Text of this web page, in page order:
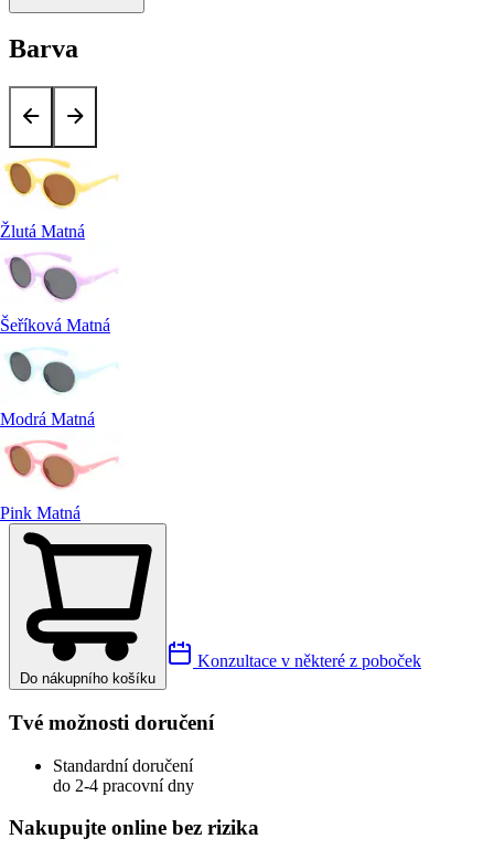
Barva
Žlutá Matná
Šeříková Matná
Modrá Matná
Pink Matná
Do nákupního košíku
Konzultace v některé z poboček
Tvé možnosti doručení
Standardní doručení
do 2-4 pracovní dny
Nakupujte online bez rizika